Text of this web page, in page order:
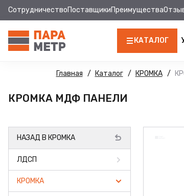
СотрудничествоПоставщикиПреимущества
КАТАЛОГ
ЛДСП
Главная Каталог КРОМКА
КРОМКА МДФ ПАНЕЛИ
НАЗАД В КРОМКА
ЛДСП
КРОМКА